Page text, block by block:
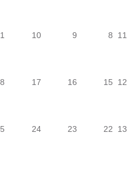
10
11
15
16
17
18
22
23
24
25